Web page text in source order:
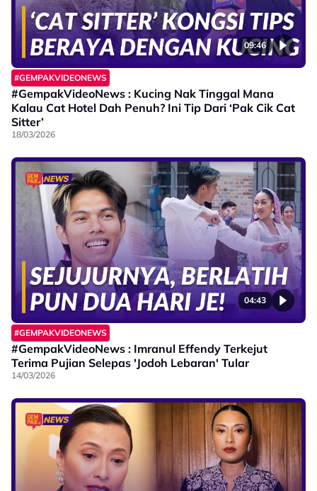
09:46
#GEMPAKVIDEONEWS
#GempakVideoNews : Kucing Nak Tinggal Mana
Kalau Cat Hotel Dah Penuh? Ini Tip Dari ‘Pak Cik Cat
Sitter’
18/03/2026
04:43
#GEMPAKVIDEONEWS
#GempakVideoNews : Imranul Effendy Terkejut
Terima Pujian Selepas 'Jodoh Lebaran' Tular
14/03/2026